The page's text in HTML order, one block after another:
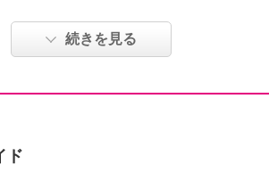
ズをおすすめ。中間サイズの方や厚手の靴
ワンサイズ上をお選びください
ト
続きを見る
ド